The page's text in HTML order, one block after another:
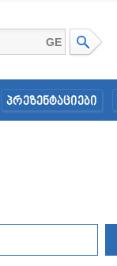
GE
პრეზენტაციები